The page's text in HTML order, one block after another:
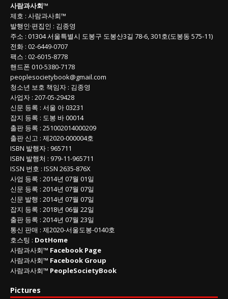
목
록
사람과사회™
제호 : 사람과사회™
발행인·편집인 : 김종영
주소 : 01304서울특별시 도봉구 도봉산3길 78-6, 301호(도봉동 575-11)
전화 : 02-6449-0707
팩스 : 02-6015-8778
핸드폰 010-5380-7178
peoplesocietybook@gmail.com
청소년 보호 책임자 : 김종영
사업자 : 207-05-29428
신문 등록 : 서울 아 03231
잡지 등록 : 도봉 바 00014
출판 등록 : 251002014000209
출판 신고 : 제2020-000004호
ISBN 발행자 : 965711
ISBN 발행처 : 979-11-965711
ISSN 번호 : ISSN 2635-876X
사업 등록 : 2014년 07월 01일
신문 등록 : 2014년 07월 07일
신문 발행 : 2014년 07월 07일
잡지 등록 : 2018년 06월 22일
출판 등록 : 2014년 07월 23일
통신 판매 : 제2020-서울도봉-0140호
호스팅 : DotHome
사람과사회™ Facebook Page
사람과사회™ Facebook Group
사람과사회™ PeopleSocietyBook
Pictures